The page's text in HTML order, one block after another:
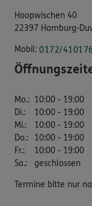
Hoopwischen 40
22397 Hamburg-
Mobil: 0172/
Mo.: 10:00 - 19:00
Di.:
10:00 - 19:00
Mi.:
10:00 - 19:00
Do.:
10:00 - 19:00
Fr.:
10:00 - 19:00
Sa.: geschlossen
Termine bitte nur